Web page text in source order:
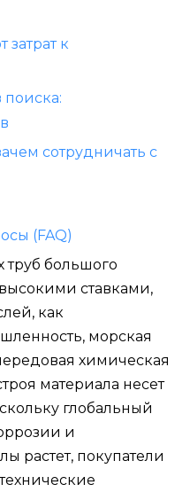
затрат к
поиска:
сотрудничать с
(FAQ)
труб большого
ставками,
как
морская
химическая
материала несет
глобальный
и
растет, покупатели